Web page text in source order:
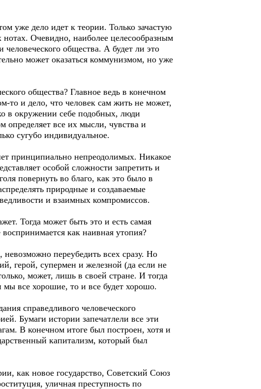
уже дело идет к теории. Только зачастую
Очевидно, наиболее целесообразным
общества. А будет ли это
может оказаться коммунизмом, но уже
общества? Главное ведь в конечном
то и дело, что человек сам жить не может,
в окружении себе подобных, люди
определяет все их мысли, чувства и
сугубо индивидуальное.
принципиально непреодолимых. Никакое
особой сложности запретить и
повернуть во благо, как это было в
природные и создаваемые
и взаимных компромиссов.
Тогда может быть это и есть самая
как наивная утопия?
переубедить всех сразу. Но
герой, супермен и железной (да если не
может, лишь в своей стране. И тогда
все хорошие, то и все будет хорошо.
справедливого человеческого
Бумаги истории запечатлели все эти
В конечном итоге был построен, хотя и
капитализм, который был
как новое государство, Советский Союз
уличная преступность по